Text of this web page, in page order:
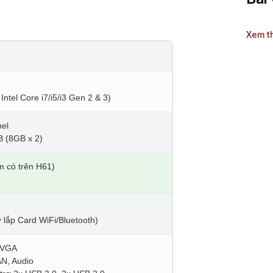
Core i7/i5/i3 Gen 2 & 3)
(8GB x 2)
có trên H61)
Card WiFi/Bluetooth)
Audio
Xem